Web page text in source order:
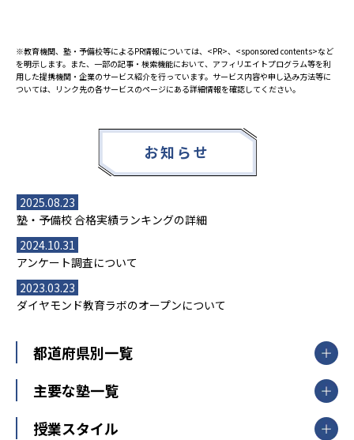
※教育機関、塾・予備校等によるPR情報については、<PR>、<sponsored contents>など
を明示します。また、一部の記事・検索機能において、アフィリエイトプログラム等を利
用した提携機関・企業のサービス紹介を行っています。サービス内容や申し込み方法等に
ついては、リンク先の各サービスのページにある詳細情報を確認してください。
お知らせ
2025.08.23
塾・予備校 合格実績ランキングの詳細
2024.10.31
アンケート調査について
2023.03.23
ダイヤモンド教育ラボのオープンについて
都道府県別一覧
北海道・東北
山形県
福島県
主要な塾一覧
【掲載塾一覧を見る】
授業スタイル